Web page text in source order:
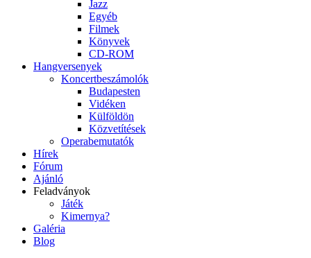
Jazz
Egyéb
Filmek
Könyvek
CD-ROM
Hangversenyek
Koncertbeszámolók
Budapesten
Vidéken
Külföldön
Közvetítések
Operabemutatók
Hírek
Fórum
Ajánló
Feladványok
Játék
Kimernya?
Galéria
Blog